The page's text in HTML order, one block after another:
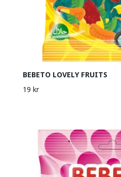
BEBETO LOVELY FRUITS
19 kr